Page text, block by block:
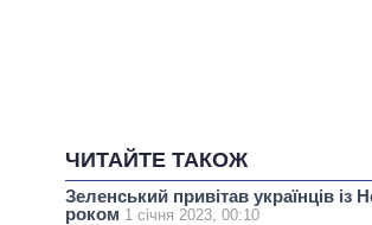
ЧИТАЙТЕ ТАКОЖ
Зеленський привітав українців із
роком 1 січня 2023, 00:10